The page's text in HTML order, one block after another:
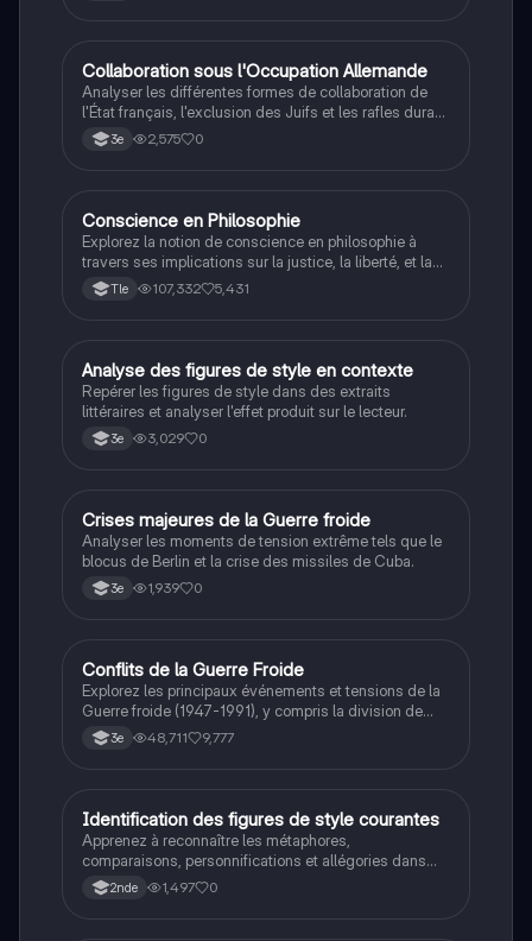
CHistoire
Collaboration sous l'Occupation Allemande
Analyser les différentes formes de collaboration de
l'État français, l'exclusion des Juifs et les rafles durant
la Seconde Guerre mondiale.
3e 2,575 0
Philosophie
Conscience en Philosophie
Explorez la notion de conscience en philosophie à
travers ses implications sur la justice, la liberté, et la
connaissance. Cette fiche de révision aborde les
débats philosophiques sur la conscience, le cogito, et
étudiants en philosophie cherchant à approfondir leur
compréhension des enjeux éthiques et existentiels.
Tle 107,332 5,431
AFrançais
Analyse des figures de style en contexte
Repérer les figures de style dans des extraits
littéraires et analyser l'effet produit sur le lecteur.
3e 3,029 0
CHistoire
Crises majeures de la Guerre froide
Analyser les moments de tension extrême tels que le
blocus de Berlin et la crise des missiles de Cuba.
3e 1,939 0
Histoire
Conflits de la Guerre Froide
Explorez les principaux événements et tensions de la
Guerre froide (1947-1991), y compris la division de
l'Allemagne, la crise de Cuba, la guerre du Vietnam, et
la course à l'espace. Cette fiche de révision couvre les
historique.
3e 48,711 9,777
IFrançais
Identification des figures de style courantes
Apprenez à reconnaître les métaphores,
comparaisons, personnifications et allégories dans
des phrases simples.
2nde 1,497 0